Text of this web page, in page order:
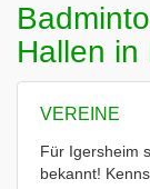
Hallen in
VEREINE
Für Igersheim
bekannt!